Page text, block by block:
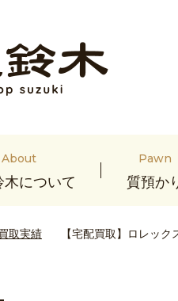
About
木について
Pawn
質預か
取実績 【宅配買取】ロレ